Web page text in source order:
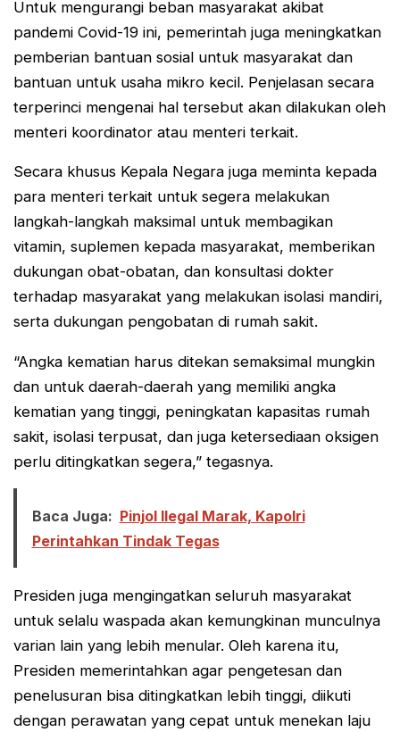
Untuk mengurangi beban masyarakat akibat
pandemi Covid-19 ini, pemerintah juga meningkatkan
pemberian bantuan sosial untuk masyarakat dan
bantuan untuk usaha mikro kecil. Penjelasan secara
terperinci mengenai hal tersebut akan dilakukan oleh
menteri koordinator atau menteri terkait.
Secara khusus Kepala Negara juga meminta kepada
para menteri terkait untuk segera melakukan
langkah-langkah maksimal untuk membagikan
vitamin, suplemen kepada masyarakat, memberikan
dukungan obat-obatan, dan konsultasi dokter
terhadap masyarakat yang melakukan isolasi mandiri,
serta dukungan pengobatan di rumah sakit.
“Angka kematian harus ditekan semaksimal mungkin
dan untuk daerah-daerah yang memiliki angka
kematian yang tinggi, peningkatan kapasitas rumah
sakit, isolasi terpusat, dan juga ketersediaan oksigen
perlu ditingkatkan segera,” tegasnya.
Baca Juga: Pinjol Ilegal Marak, Kapolri
Perintahkan Tindak Tegas
Presiden juga mengingatkan seluruh masyarakat
untuk selalu waspada akan kemungkinan munculnya
varian lain yang lebih menular. Oleh karena itu,
Presiden memerintahkan agar pengetesan dan
penelusuran bisa ditingkatkan lebih tinggi, diikuti
dengan perawatan yang cepat untuk menekan laju